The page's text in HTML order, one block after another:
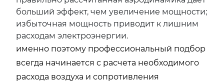
больший эффект, чем увеличение мощности;
избыточная мощность приводит к лишним
расходам электроэнергии.
именно поэтому профессиональный подбор
всегда начинается с расчета необходимого
расхода воздуха и сопротивления